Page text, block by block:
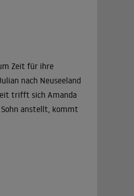
Zeit für ihre
nach Neuseeland
trifft sich Amanda
anstellt, kommt